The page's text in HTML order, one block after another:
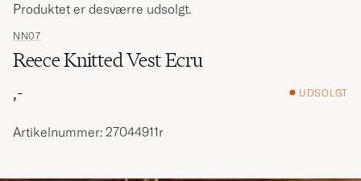
NN07
Reece Knitted Vest Ecru
,-
UDSOLGT
Produktet er desværre udsolgt.
Artikelnummer: 27044911r